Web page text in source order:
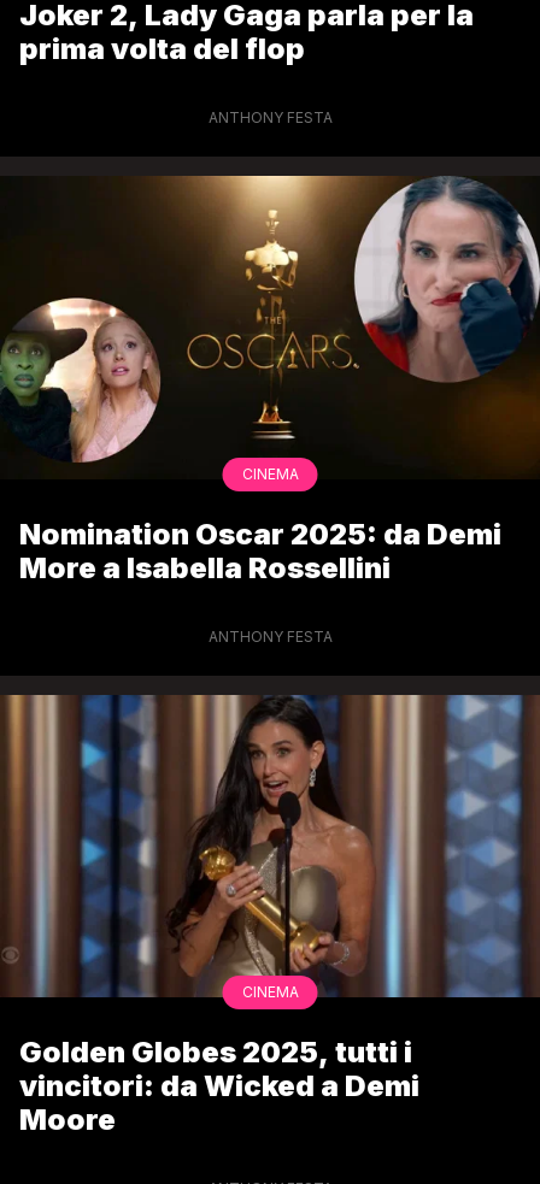
Joker 2, Lady Gaga parla per la
prima volta del flop
ANTHONY FESTA
CINEMA
Nomination Oscar 2025: da Demi
More a Isabella Rossellini
ANTHONY FESTA
CINEMA
Golden Globes 2025, tutti i
vincitori: da Wicked a Demi
Moore